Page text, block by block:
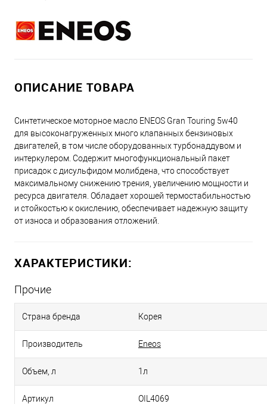
ОПИСАНИЕ ТОВАРА
Синтетическое моторное масло ENEOS Gran Touring 5w40
для высоконагруженных много клапанных бензиновых
двигателей, в том числе оборудованных турбонаддувом и
интеркулером. Содержит многофункциональный пакет
присадок с дисульфидом молибдена, что способствует
максимальному снижению трения, увеличению мощности и
ресурса двигателя. Обладает хорошей термостабильностью
и стойкостью к окислению, обеспечивает надежную защиту
от износа и образования отложений.
ХАРАКТЕРИСТИКИ:
Прочие
Страна бренда Корея
Производитель Eneos
Объем, л 1л
Артикул OIL4069